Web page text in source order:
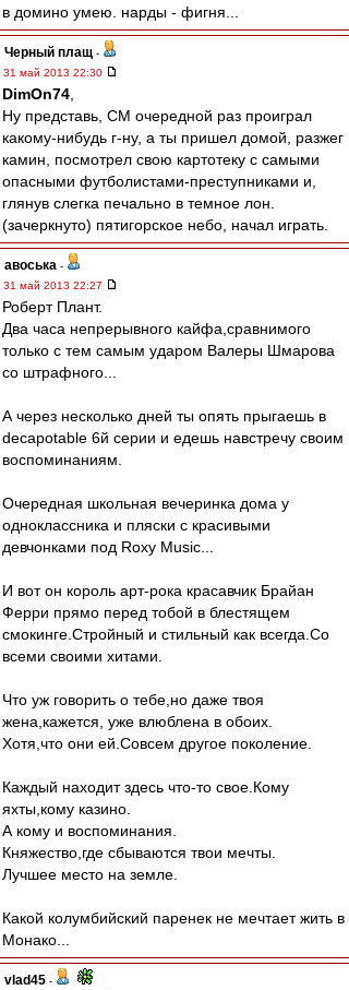
в домино умею. нарды - фигня...
Черный плащ -
31 май 2013 22:30
DimOn74
Ну представь, СМ очередной раз проиграл
какому-нибудь г-ну, а ты пришел домой, разжег
камин, посмотрел свою картотеку с самыми
опасными футболистами-преступниками и,
глянув слегка печально в темное лон.
(зачеркнуто) пятигорское небо, начал играть.
авоська -
31 май 2013 22:27
Роберт Плант.
Два часа непрерывного кайфа,сравнимого
только с тем самым ударом Валеры Шмарова
со штрафного...
А через несколько дней ты опять прыгаешь в
decapotable 6й серии и едешь навстречу своим
воспоминаниям.
Очередная школьная вечеринка дома у
одноклассника и пляски с красивыми
девчонками под Roxy Music...
И вот он король арт-рока красавчик Брайан
Ферри прямо перед тобой в блестящем
смокинге.Стройный и стильный как всегда.Со
всеми своими хитами.
Что уж говорить о тебе,но даже твоя
жена,кажется, уже влюблена в обоих.
Хотя,что они ей.Совсем другое поколение.
Каждый находит здесь что-то свое.Кому
яхты,кому казино.
А кому и воспоминания.
Княжество,где сбываются твои мечты.
Лучшее место на земле.
Какой колумбийский паренек не мечтает жить в
Монако...
vlad45 -